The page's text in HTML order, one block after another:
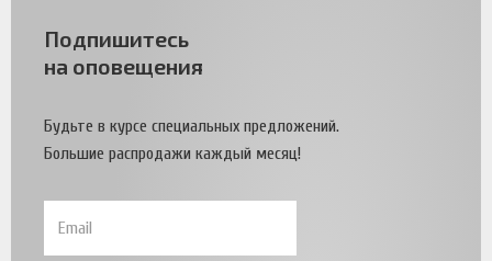
Подпишитесь
на оповещения
Будьте в курсе специальных предложений.
Большие распродажи каждый месяц!